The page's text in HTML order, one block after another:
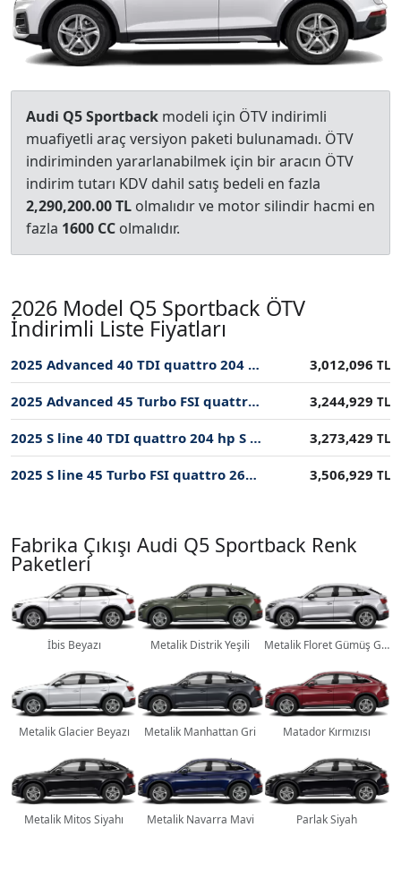
Audi Q5 Sportback modeli için ÖTV indirimli
muafiyetli araç versiyon paketi bulunamadı. ÖTV
indiriminden yararlanabilmek için bir aracın ÖTV
indirim tutarı KDV dahil satış bedeli en fazla
2,290,200.00 TL olmalıdır ve motor silindir hacmi en
fazla 1600 CC olmalıdır.
2026 Model Q5 Sportback ÖTV
İndirimli Liste Fiyatları
2025 Advanced 40 TDI quattro 204 hp S tronic ÖTV İndirimli Fiyatı 3,012,096 TL
2025 Advanced 45 Turbo FSI quattro 265 hp S tronic ÖTV İndirimli Fiyatı 3,244,929 TL
2025 S line 40 TDI quattro 204 hp S tronic ÖTV İndirimli Fiyatı 3,273,429 TL
2025 S line 45 Turbo FSI quattro 265 hp S tronic ÖTV İndirimli Fiyatı 3,506,929 TL
Fabrika Çıkışı Audi Q5 Sportback Renk
Paketleri
İbis Beyazı Metalik Distrik Yeşili Metalik Floret Gümüş Grisi
Metalik Glacier Beyazı Metalik Manhattan Gri Matador Kırmızısı
Metalik Mitos Siyahı Metalik Navarra Mavi Parlak Siyah